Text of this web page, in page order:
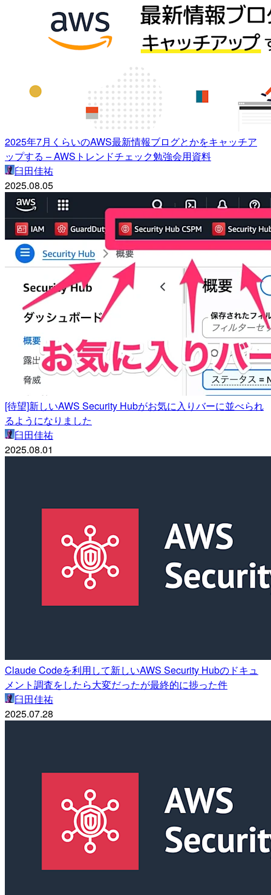
2025年7月くらいのAWS最新情報ブログとかをキャッチア
ップする – AWSトレンドチェック勉強会用資料
臼田佳祐
2025.08.05
[待望]新しいAWS Security Hubがお気に入りバーに並べられ
るようになりました
臼田佳祐
2025.08.01
Claude Codeを利用して新しいAWS Security Hubのドキュ
メント調査をしたら大変だったが最終的に捗った件
臼田佳祐
2025.07.28